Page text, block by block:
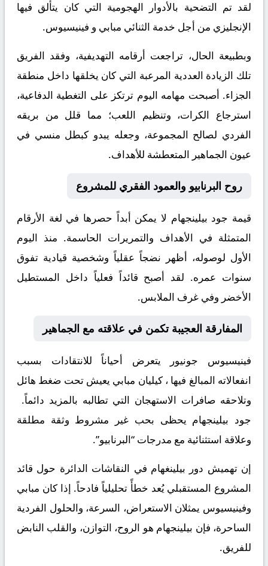
لقد تم التضحية بالأدوار الهجومية التي كان يتألق فيها
الإنجليزي من أجل خدمة الثنائي مبابي و فينيسيوس.
​وبطبيعة الحال، تراجعت أرقامه التهديفية، وفقد الفريق
تلك الزيادة العددية المرعبة التي كان يخلقها داخل منطقة
الجزاء. أصبحت مهامه اليوم ترتكز على التغطية الدفاعية،
استرجاع الكرات، وتنظيم اللعب؛ مما قلل من بريقه
الفردي لصالح المجموعة، وجعله يبدو كبطل منسي في
عيون الجماهير المتعطشة للأهداف.
روح البرنابيو والعمود الفقري للمشروع
​قيمة جود بيلينجهام لا يمكن أبداً حصرها في لغة الأرقام
المتمثلة في الأهداف والتمريرات الحاسمة. منذ اليوم
الأول لوصوله، أظهر نضجاً عقلياً وشخصية قيادية تفوق
سنوات عمره. لقد أصبح قائداً فعلياً داخل المستطيل
الأخضر وفي غرف الملابس.
​المفارقة العجيبة تكمن في علاقته مع الجماهير
​فينيسيوس جونيور يتعرض أحياناً للانتقادات بسبب
انفعالاته المبالغ فيها ، كيليان مبابي يعيش تحت ضغط هائل
وتلاحقه صافرات الاستهجان التي تطالبه بالمزيد دائماً. ​
جود بيلينجهام يحظى بحب غير مشروط وثقة مطلقة
وعلاقة استثنائية مع مدرجات “البرنابيو”.
​إن تهميش دور بيلينغهام في النقاشات الدائرة حول قائد
المشروع المستقبلي يُعد خطأً تحليلياً فادحاً. إذا كان مبابي
وفينيسيوس يمثلان الاستعراض، السرعة، والحلول الفردية
الساحرة، فإن بيلينجهام هو الروح، التوازن، والقلب النابض
للفريق.